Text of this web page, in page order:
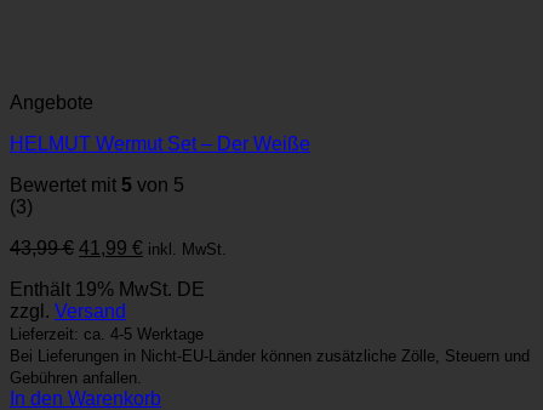
Angebote
HELMUT Wermut Set – Der Weiße
Bewertet mit 5 von 5
(3)
43,99€ Ursprünglicher
war:
43,99 €
41,99 € Aktueller
ist:
inkl. MwSt.
Enthält 19% MwSt. DE
zzgl. Versand
Lieferzeit: ca. 4-5 Werktage
Bei Lieferungen in Nicht-EU-Länder können zusätzliche Zölle, Steuern und
Gebühren anfallen.
In den Warenkorb